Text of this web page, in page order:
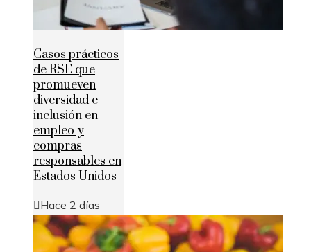
Casos prácticos
de RSE que
promueven
diversidad e
inclusión en
empleo y
compras
responsables en
Estados Unidos
Hace 2 días